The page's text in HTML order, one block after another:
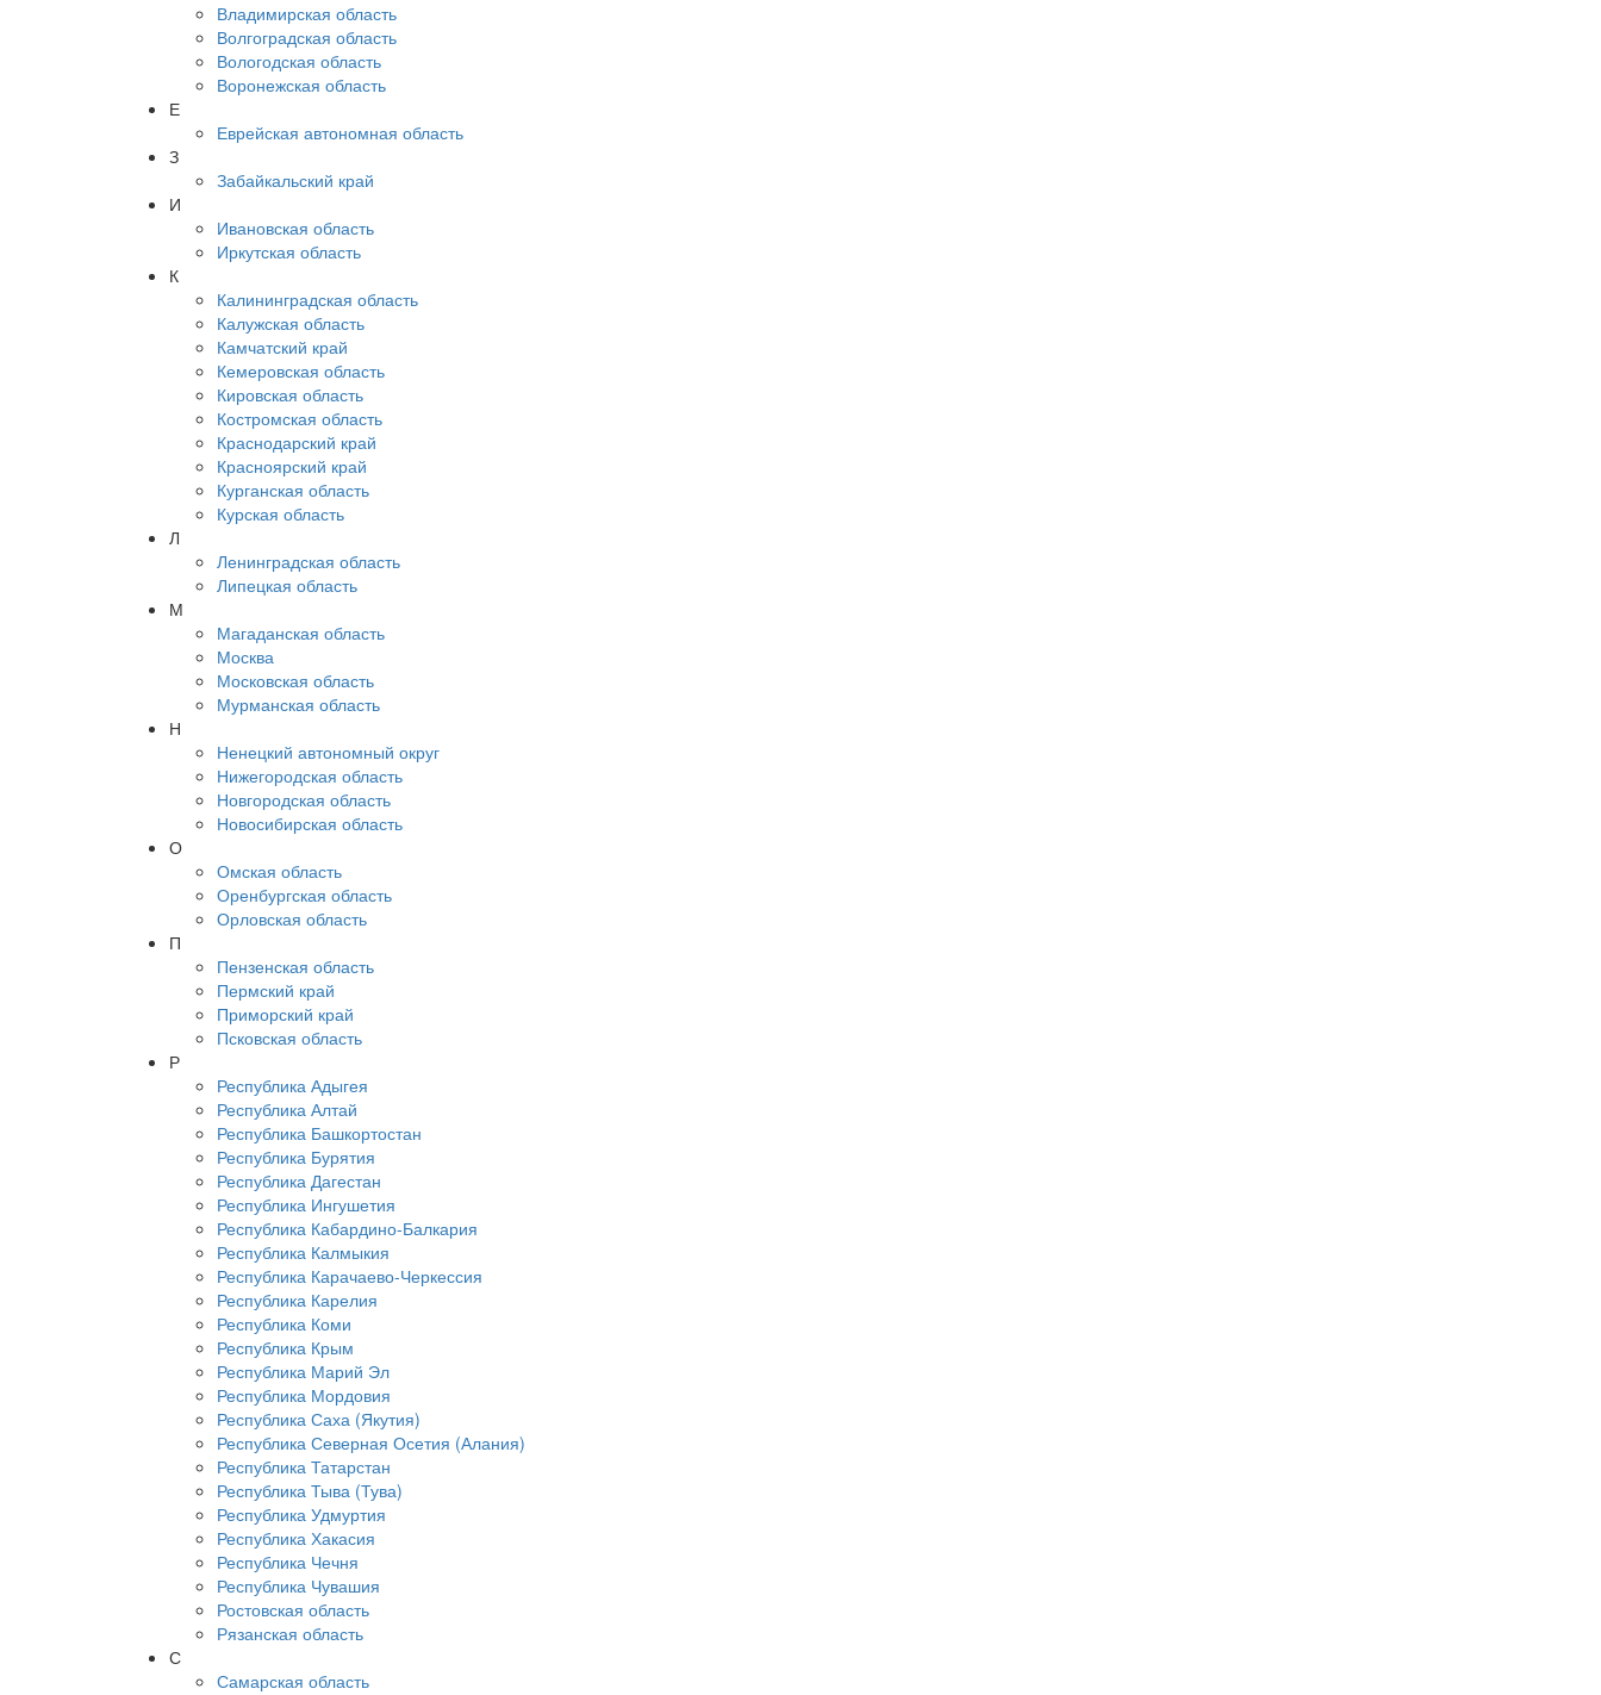
Владимирская область
Волгоградская область
Вологодская область
Воронежская область
Е
Еврейская автономная область
З
Забайкальский край
И
Ивановская область
Иркутская область
К
Калининградская область
Калужская область
Камчатский край
Кемеровская область
Кировская область
Костромская область
Краснодарский край
Красноярский край
Курганская область
Курская область
Л
Ленинградская область
Липецкая область
М
Магаданская область
Москва
Московская область
Мурманская область
Н
Ненецкий автономный округ
Нижегородская область
Новгородская область
Новосибирская область
О
Омская область
Оренбургская область
Орловская область
П
Пензенская область
Пермский край
Приморский край
Псковская область
Р
Республика Адыгея
Республика Алтай
Республика Башкортостан
Республика Бурятия
Республика Дагестан
Республика Ингушетия
Республика Кабардино-Балкария
Республика Калмыкия
Республика Карачаево-Черкессия
Республика Карелия
Республика Коми
Республика Крым
Республика Марий Эл
Республика Мордовия
Республика Саха (Якутия)
Республика Северная Осетия (Алания)
Республика Татарстан
Республика Тыва (Тува)
Республика Удмуртия
Республика Хакасия
Республика Чечня
Республика Чувашия
Ростовская область
Рязанская область
С
Самарская область